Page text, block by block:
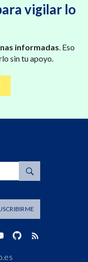
vigilar lo
informadas . Eso
sin tu apoyo.